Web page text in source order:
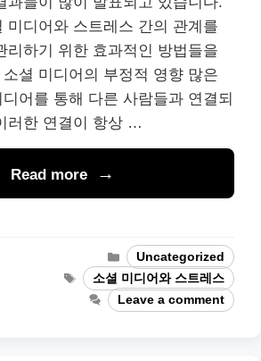
미디어와 스트레스 간의 관계를
리하기 위한 효과적인 방법들을
셜 미디어의 부정적 영향 많은
어를 통해 다른 사람들과 연결되
러한 연결이 항상 …
Read more
Categories
Uncategorized
Tags소셜 미디어와 스트레스
Leave a comment